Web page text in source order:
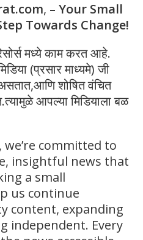
, – Your Small
Towards Change!
मध्ये काम करत आहे.
(प्रसार माध्यमे) जी
शोषित वंचित
आपल्या मिडियाला बळ
, we’re committed to
insightful news that
a small
us continue
content, expanding
independent. Every